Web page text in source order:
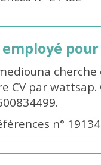
employé
CV par
n° 19134